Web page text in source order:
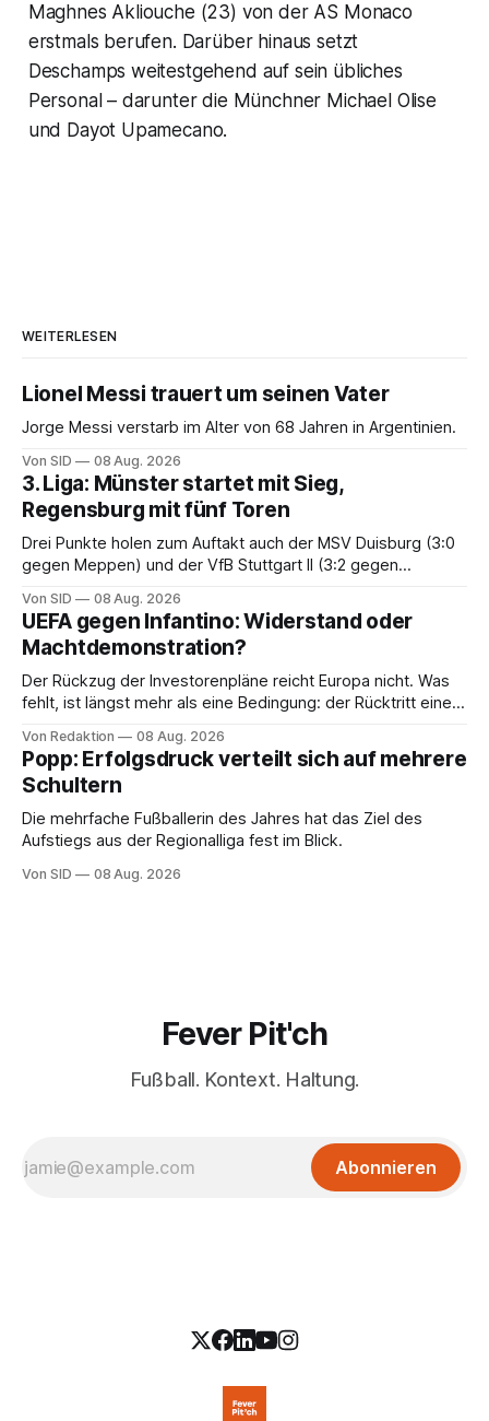
Maghnes Akliouche (23) von der AS Monaco
erstmals berufen. Darüber hinaus setzt
Deschamps weitestgehend auf sein übliches
Personal – darunter die Münchner Michael Olise
und Dayot Upamecano.
WEITERLESEN
Lionel Messi trauert um seinen Vater
Jorge Messi verstarb im Alter von 68 Jahren in Argentinien.
Von SID 08 Aug. 2026
3. Liga: Münster startet mit Sieg,
Regensburg mit fünf Toren
Drei Punkte holen zum Auftakt auch der MSV Duisburg (3:0
gegen Meppen) und der VfB Stuttgart II (3:2 gegen
Von SID 08 Aug. 2026
UEFA gegen Infantino: Widerstand oder
Machtdemonstration?
Der Rückzug der Investorenpläne reicht Europa nicht. Was
fehlt, ist längst mehr als eine Bedingung: der Rücktritt eines
Von Redaktion 08 Aug. 2026
Popp: Erfolgsdruck verteilt sich auf mehrere
Schultern
Die mehrfache Fußballerin des Jahres hat das Ziel des
Aufstiegs aus der Regionalliga fest im Blick.
Von SID 08 Aug. 2026
Fever Pit'ch
Fußball. Kontext. Haltung.
Abonnieren